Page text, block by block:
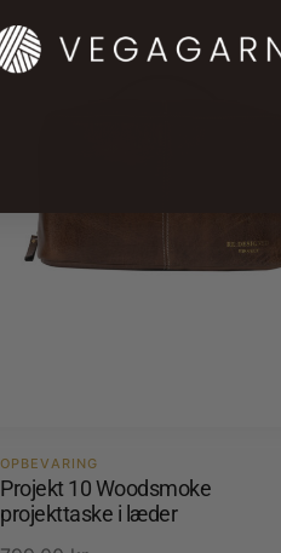
OPBEVARING
Projekt 10 Woodsmoke
projekttaske i læder